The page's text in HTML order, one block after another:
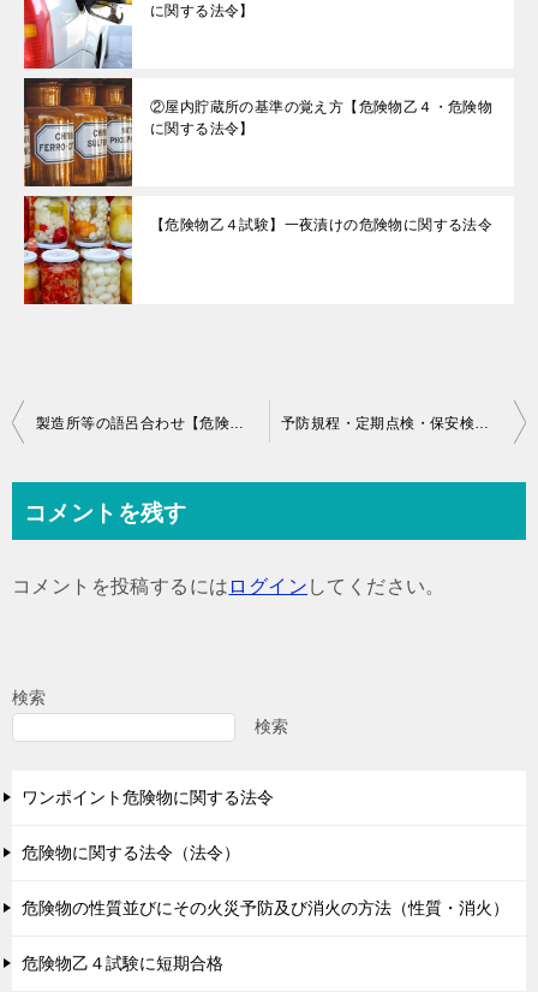
に関する法令】
②屋内貯蔵所の基準の覚え方【危険物乙４・危険物
に関する法令】
【危険物乙４試験】一夜漬けの危険物に関する法令
投
ビ
ョ
製造所等の語呂合わせ【危険物乙４・危険物に関する法令】 予防規程・定期点検・保安検査・保安距離・保有空地の語呂合わせ【危険物乙４・危険物に関する法令】
コメントを残す
コメントを投稿するには ログイン してください。
検索
検索
ワンポイント危険物に関する法令
危険物に関する法令（法令）
危険物の性質並びにその火災予防及び消火の方法（性質・消火）
危険物乙４試験に短期合格